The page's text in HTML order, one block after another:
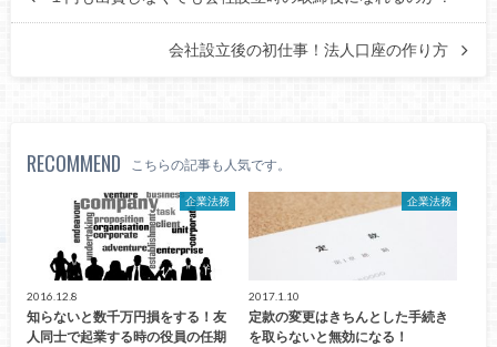
会社設立後の初仕事！法人口座の作り方
RECOMMEND こちらの記事も人気です。
企業法務
2016.12.8
知らないと数千万円損をする！友
人同士で起業する時の役員の任期
企業法務
2017.1.10
定款の変更はきちんとした手続き
を取らないと無効になる！